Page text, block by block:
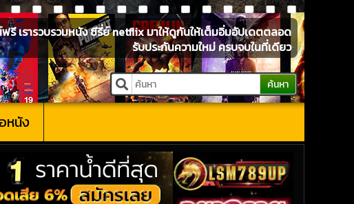
เรารวบรวมหนัง ซีรี่ย์ netflix มาให้ดูกันให้เต็มอิ่มอัปเดตตลอด
รับประกันความใหม่ ครบจบในที่เดียว
ค้นหา
หนัง